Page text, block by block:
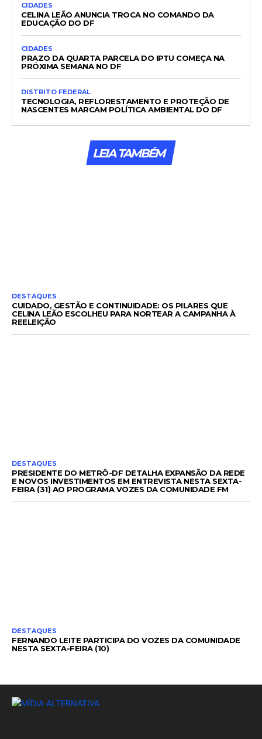
CIDADES
CELINA LEÃO ANUNCIA TROCA NO COMANDO DA
EDUCAÇÃO DO DF
CIDADES
PRAZO DA QUARTA PARCELA DO IPTU COMEÇA NA
PRÓXIMA SEMANA NO DF
DISTRITO FEDERAL
TECNOLOGIA, REFLORESTAMENTO E PROTEÇÃO DE
NASCENTES MARCAM POLÍTICA AMBIENTAL DO DF
LEIA TAMBÉM
DESTAQUES
CUIDADO, GESTÃO E CONTINUIDADE: OS PILARES QUE
CELINA LEÃO ESCOLHEU PARA NORTEAR A CAMPANHA À
REELEIÇÃO
DESTAQUES
PRESIDENTE DO METRÔ-DF DETALHA EXPANSÃO DA REDE
E NOVOS INVESTIMENTOS EM ENTREVISTA NESTA SEXTA-
FEIRA (31) AO PROGRAMA VOZES DA COMUNIDADE FM
DESTAQUES
FERNANDO LEITE PARTICIPA DO VOZES DA COMUNIDADE
NESTA SEXTA-FEIRA (10)